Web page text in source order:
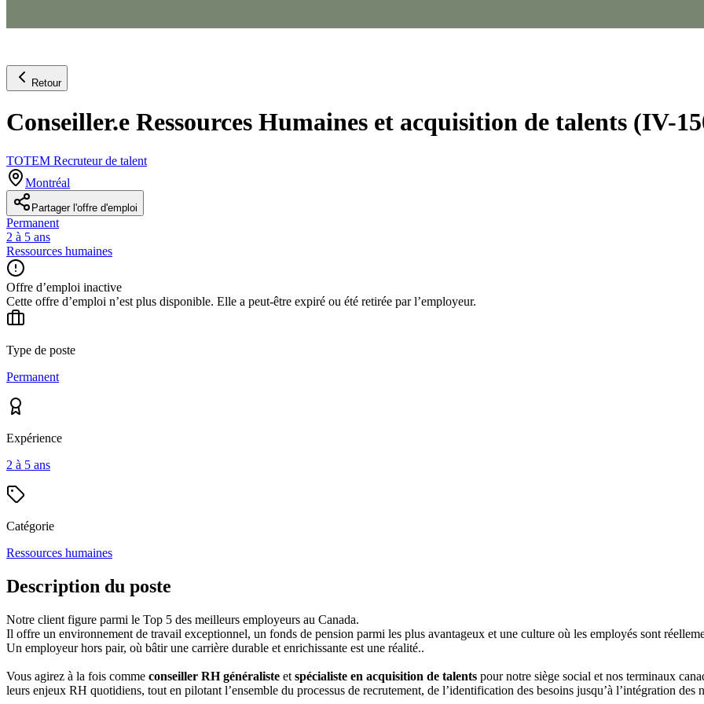
Retour
Conseiller.e Ressources Humaines et acquisition de talents (IV-
TOTEM Recruteur de talent
Montréal
Partager l'offre d'emploi
Permanent
2 à 5 ans
Ressources humaines
Offre d’emploi inactive
Cette offre d’emploi n’est plus disponible. Elle a peut-être expiré ou été retirée par l’employeur.
Type de poste
Permanent
Expérience
2 à 5 ans
Catégorie
Ressources humaines
Description du poste
Notre client figure parmi le Top 5 des meilleurs employeurs au Canada.
Il offre un environnement de travail exceptionnel, un fonds de pension parmi les plus avantageux et une culture où les employés sont
Un employeur hors pair, où bâtir une carrière durable et enrichissante est une réalité..
Vous agirez à la fois comme conseiller RH généraliste et spécialiste en acquisition de talents pour notre siège social et nos terminaux
leurs enjeux RH quotidiens, tout en pilotant l’ensemble du processus de recrutement, de l’identification des besoins jusqu’à l’intégration des